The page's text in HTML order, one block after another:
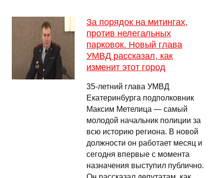
За порядок на митингах,
против нелегальных
парковок. Новый глава
УМВД рассказал, как
изменит этот город
35-летний глава УМВД
Екатеринбурга подполковник
Максим Метелица — самый
молодой начальник полиции за
всю историю региона. В новой
должности он работает месяц и
сегодня впервые с момента
назначения выступил публично.